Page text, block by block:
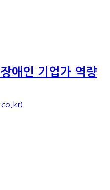
애인 기업가 역량